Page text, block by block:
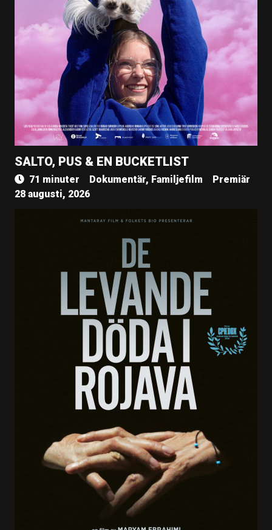
SALTO, PUS & EN BUCKETLIST
71 minuter Dokumentär, Familjefilm
Premiär
28 augusti, 2026